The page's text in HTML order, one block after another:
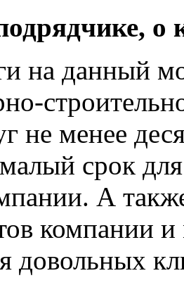
о
на данный
не менее
срок
А
компании
довольных